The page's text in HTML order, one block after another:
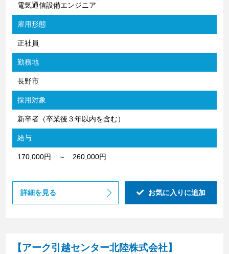
電気通信設備エンジニア
雇用形態
正社員
勤務地
長野市
採用対象
新卒者（卒業後３年以内を含む）
給与
170,000円 ～ 260,000円
詳細を見る お気に入りに追加
【アーク引越センター北陸株式会社】